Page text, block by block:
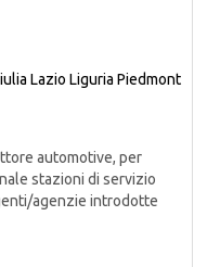
Lazio Liguria Piedmont
automotive, per
stazioni di servizio
agenzie introdotte